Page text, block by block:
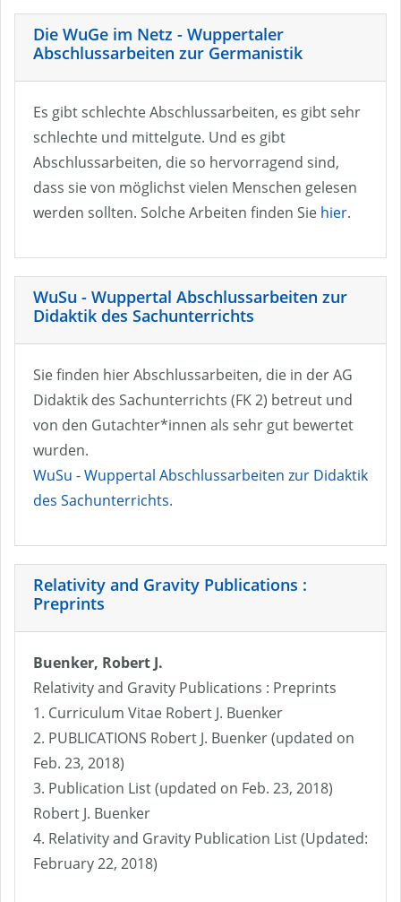
Die WuGe im Netz - Wuppertaler
Abschlussarbeiten zur Germanistik
Es gibt schlechte Abschlussarbeiten, es gibt sehr
schlechte und mittelgute. Und es gibt
Abschlussarbeiten, die so hervorragend sind,
dass sie von möglichst vielen Menschen gelesen
werden sollten. Solche Arbeiten finden Sie hier.
WuSu - Wuppertal Abschlussarbeiten zur
Didaktik des Sachunterrichts
Sie finden hier Abschlussarbeiten, die in der AG
Didaktik des Sachunterrichts (FK 2) betreut und
von den Gutachter*innen als sehr gut bewertet
wurden.
WuSu - Wuppertal Abschlussarbeiten zur Didaktik
des Sachunterrichts.
Relativity and Gravity Publications :
Preprints
Buenker, Robert J.
Relativity and Gravity Publications : Preprints
1. Curriculum Vitae Robert J. Buenker
2. PUBLICATIONS Robert J. Buenker (updated on
Feb. 23, 2018)
3. Publication List (updated on Feb. 23, 2018)
Robert J. Buenker
4. Relativity and Gravity Publication List (Updated:
February 22, 2018)